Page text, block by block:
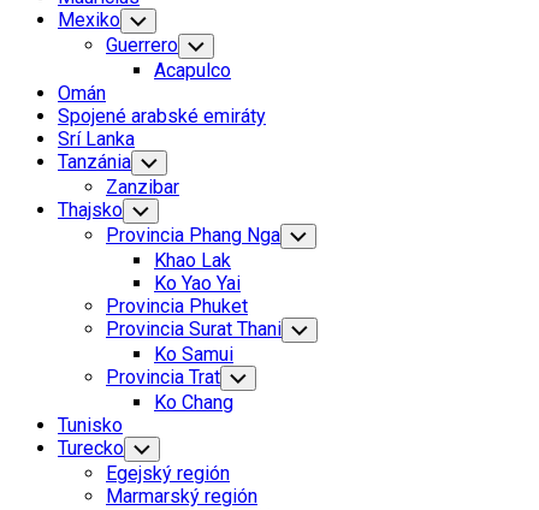
Mexiko Toggle
Child
Menu
Guerrero Toggle
Child
Menu
Acapulco
Omán
Spojené arabské emiráty
Srí Lanka
Tanzánia Toggle
Child
Menu
Zanzibar
Thajsko Toggle
Child
Menu
Provincia Phang Nga Toggle
Child
Khao Lak
Ko Yao Yai
Provincia Phuket
Provincia Surat Thani Toggle
Child
Ko Samui
Provincia Trat Toggle
Child
Menu
Ko Chang
Current
Page
Parent
Tunisko
Turecko Toggle
Child
Menu
Egejský región
Marmarský región